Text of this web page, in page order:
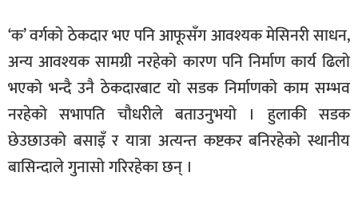
‘क’ वर्गको ठेकदार भए पनि आफूसँग आवश्यक मेसिनरी साधन,
अन्य आवश्यक सामग्री नरहेको कारण पनि निर्माण कार्य ढिलो
भएको भन्दै उनै ठेकदारबाट यो सडक निर्माणको काम सम्भव
नरहेको सभापति चौधरीले बताउनुभयो । हुलाकी सडक
छेउछाउको बसाइँ र यात्रा अत्यन्त कष्टकर बनिरहेको स्थानीय
बासिन्दाले गुनासो गरिरहेका छन् ।